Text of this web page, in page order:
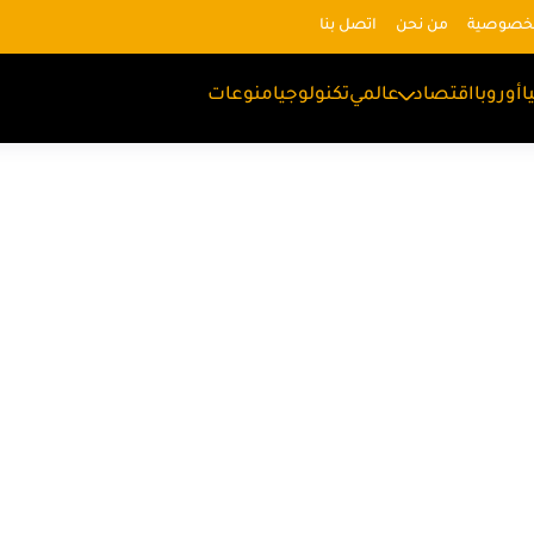
من نحن اتصل بنا
أوروبااقتصاد عالميتكنولوجيامنوعات